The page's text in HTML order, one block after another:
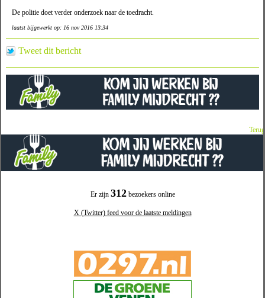
Er zijn 312bezoekers online
X (Twitter) feed voor de laatste meldingen
De politie doet verder onderzoek naar de toedracht.
laatst bijgewerkt op: 16 nov 2016 13:34
Tweet dit bericht
Terug